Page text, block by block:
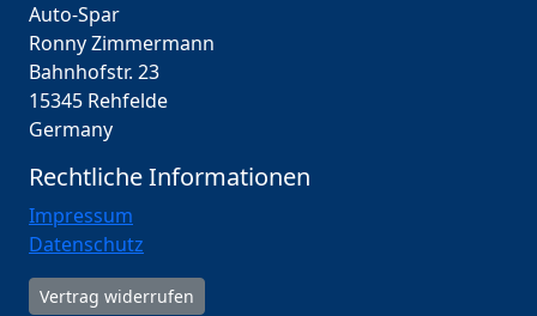
Auto-Spar
Ronny Zimmermann
Bahnhofstr. 23
15345 Rehfelde
Germany
Rechtliche Informationen
Impressum
Datenschutz
Vertrag widerrufen